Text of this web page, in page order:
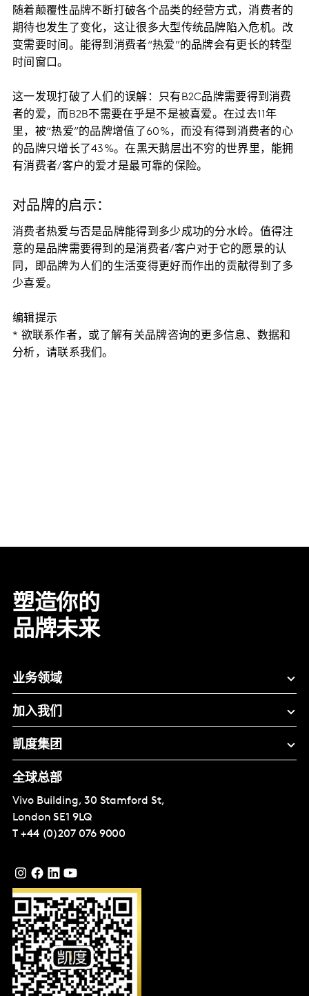
随着颠覆性品牌不断打破各个品类的经营方式，消费者的
期待也发生了变化，这让很多大型传统品牌陷入危机。改
变需要时间。能得到消费者“热爱”的品牌会有更长的转型
时间窗口。
这一发现打破了人们的误解：只有B2C品牌需要得到消费
者的爱，而B2B不需要在乎是不是被喜爱。在过去11年
里，被“热爱”的品牌增值了60%，而没有得到消费者的心
的品牌只增长了43%。在黑天鹅层出不穷的世界里，能拥
有消费者/客户的爱才是最可靠的保险。
对品牌的启示：
消费者热爱与否是品牌能得到多少成功的分水岭。值得注
意的是品牌需要得到的是消费者/客户对于它的愿景的认
同，即品牌为人们的生活变得更好而作出的贡献得到了多
少喜爱。
编辑提示
* 欲联系作者，或了解有关品牌咨询的更多信息、数据和
分析，请联系我们。
塑造你的
品牌未来
业务领域
加入我们
凯度集团
全球总部
Vivo Building, 30 Stamford St,
London SE1 9LQ
T +44 (0)207 076 9000